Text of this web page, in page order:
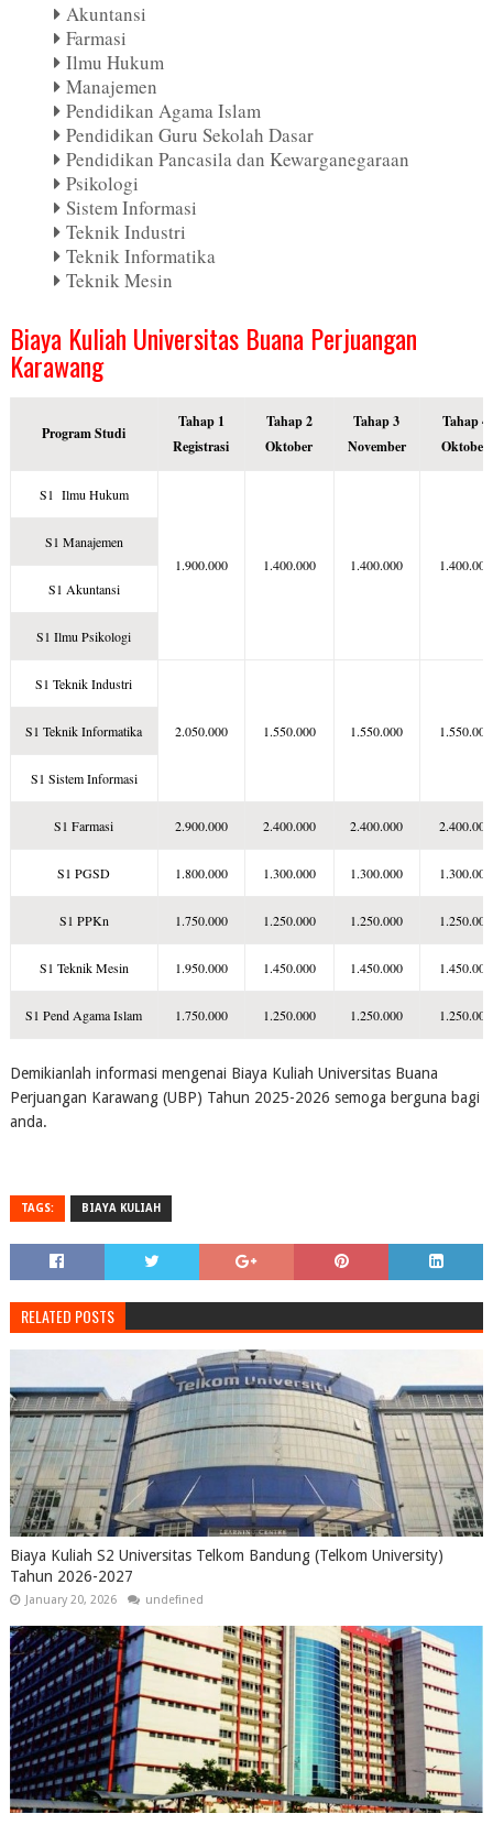
Akuntansi
Farmasi
Ilmu Hukum
Manajemen
Pendidikan Agama Islam
Pendidikan Guru Sekolah Dasar
Pendidikan Pancasila dan Kewarganegaraan
Psikologi
Sistem Informasi
Teknik Industri
Teknik Informatika
Teknik Mesin
Biaya Kuliah Universitas Buana Perjuangan
Karawang
Program Studi
Tahap 1
Registrasi
Tahap 2
Oktober
Tahap 3
November
Tahap 4
Oktober
S1 Ilmu Hukum
1.900.000 1.400.000 1.400.000 1.400.000
S1 Manajemen
S1 Akuntansi
S1 Ilmu Psikologi
S1 Teknik Industri
2.050.000 1.550.000 1.550.000 1.550.000
S1 Teknik Informatika
S1 Sistem Informasi
S1 Farmasi 2.900.000 2.400.000 2.400.000 2.400.000
S1 PGSD 1.800.000 1.300.000 1.300.000 1.300.000
S1 PPKn 1.750.000 1.250.000 1.250.000 1.250.000
S1 Teknik Mesin 1.950.000 1.450.000 1.450.000 1.450.000
S1 Pend Agama Islam 1.750.000 1.250.000 1.250.000 1.250.000
Demikianlah informasi mengenai Biaya Kuliah Universitas Buana
Perjuangan Karawang (UBP) Tahun 2025-2026 semoga berguna bagi
anda.
TAGS: BIAYA KULIAH
RELATED POSTS
Biaya Kuliah S2 Universitas Telkom Bandung (Telkom University)
Tahun 2026-2027
January 20, 2026 undefined